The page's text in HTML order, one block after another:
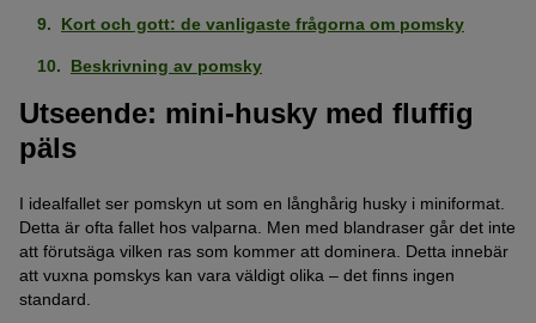
Kort och gott: de vanligaste frågorna om pomsky
Beskrivning av pomsky
Utseende: mini-husky med fluffig
päls
I idealfallet ser pomskyn ut som en långhårig husky i miniformat.
Detta är ofta fallet hos valparna. Men med blandraser går det inte
att förutsäga vilken ras som kommer att dominera. Detta innebär
att vuxna pomskys kan vara väldigt olika – det finns ingen
standard.